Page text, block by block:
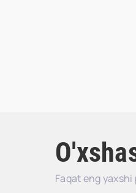
Faqat eng